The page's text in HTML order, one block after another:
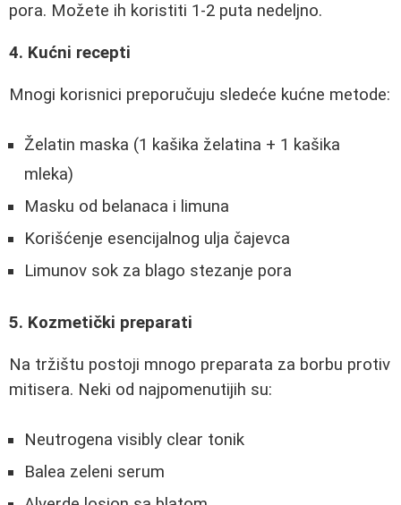
pora. Možete ih koristiti 1-2 puta nedeljno.
4. Kućni recepti
Mnogi korisnici preporučuju sledeće kućne metode:
Želatin maska (1 kašika želatina + 1 kašika
mleka)
Masku od belanaca i limuna
Korišćenje esencijalnog ulja čajevca
Limunov sok za blago stezanje pora
5. Kozmetički preparati
Na tržištu postoji mnogo preparata za borbu protiv
mitisera. Neki od najpomenutijih su:
Neutrogena visibly clear tonik
Balea zeleni serum